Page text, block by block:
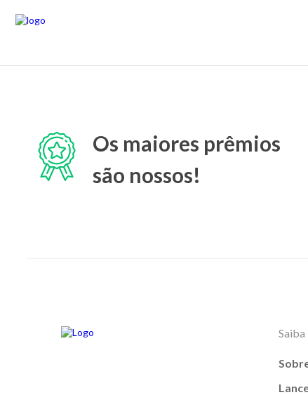
Os maiores prêmios
são nossos!